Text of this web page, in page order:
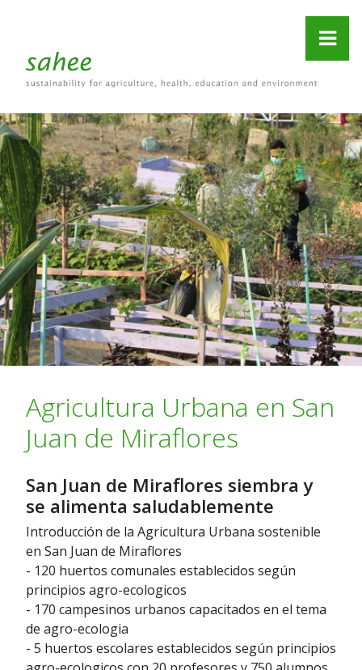
Agricultura Urbana en San
Juan de Miraflores
San Juan de Miraflores siembra y
se alimenta saludablemente
Introducción de la Agricultura Urbana sostenible
en San Juan de Miraflores
- 120 huertos comunales establecidos según
principios agro-ecologicos
- 170 campesinos urbanos capacitados en el tema
de agro-ecologia
- 5 huertos escolares establecidos según principios